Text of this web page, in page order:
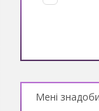
Мені